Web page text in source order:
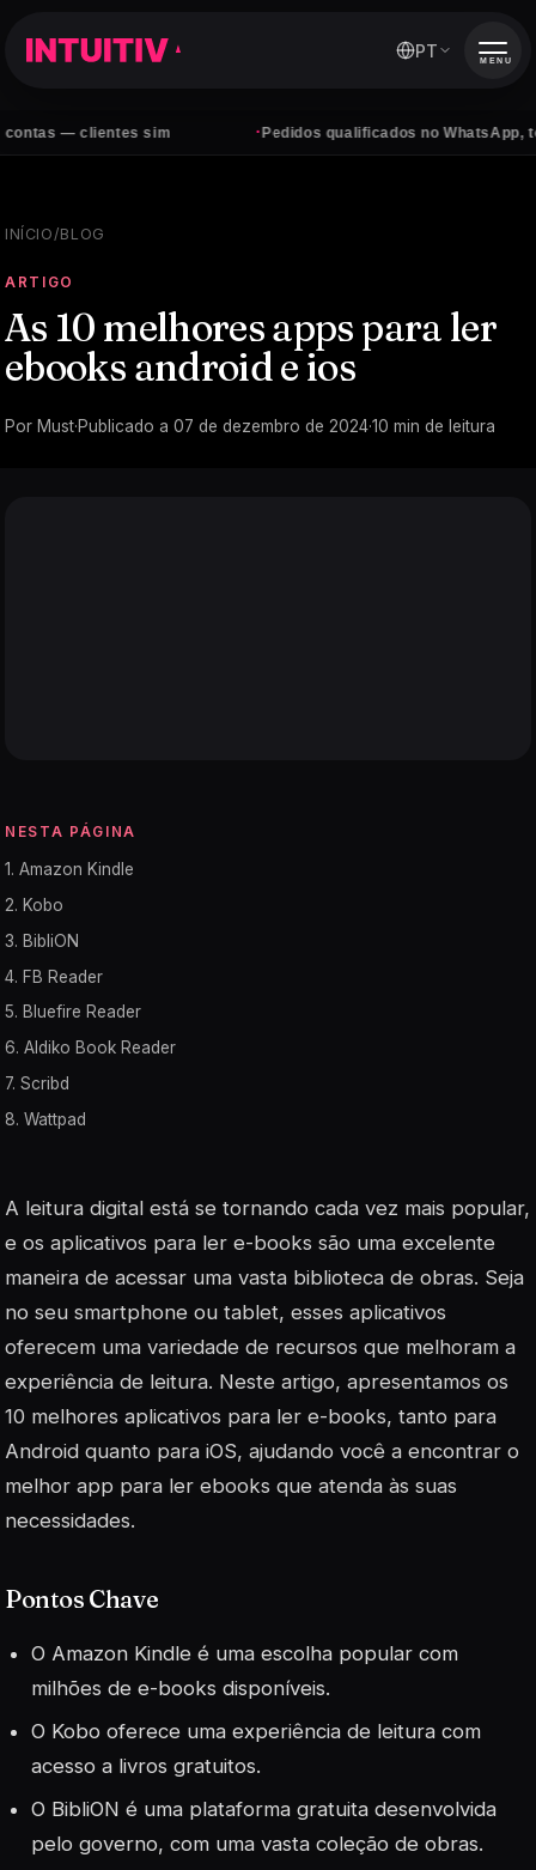
sim Pedidos qualificados no WhatsApp, todos os
PT MENU
INÍCIO/BLOG
ARTIGO
As 10 melhores apps para ler
ebooks android e ios
Por Must·Publicado a 07 de dezembro de 2024·10 min de leitura
NESTA PÁGINA
1. Amazon Kindle
2. Kobo
3. BibliON
4. FB Reader
5. Bluefire Reader
6. Aldiko Book Reader
7. Scribd
8. Wattpad
A leitura digital está se tornando cada vez mais popular,
e os aplicativos para ler e-books são uma excelente
maneira de acessar uma vasta biblioteca de obras. Seja
no seu smartphone ou tablet, esses aplicativos
oferecem uma variedade de recursos que melhoram a
experiência de leitura. Neste artigo, apresentamos os
10 melhores aplicativos para ler e-books, tanto para
Android quanto para iOS, ajudando você a encontrar o
melhor app para ler ebooks que atenda às suas
necessidades.
Pontos Chave
O Amazon Kindle é uma escolha popular com
milhões de e-books disponíveis.
O Kobo oferece uma experiência de leitura com
acesso a livros gratuitos.
O BibliON é uma plataforma gratuita desenvolvida
pelo governo, com uma vasta coleção de obras.